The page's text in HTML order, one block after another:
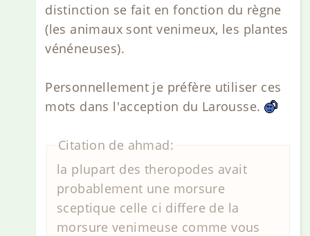
distinction se fait en fonction du règne
(les animaux sont venimeux, les plantes
vénéneuses).
Personnellement je préfère utiliser ces
mots dans l'acception du Larousse.
Citation de ahmad:
la plupart des theropodes avait
probablement une morsure
sceptique celle ci differe de la
morsure venimeuse comme vous